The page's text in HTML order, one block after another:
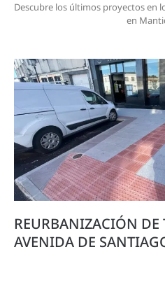
Descubre los últimos proyectos en
en
REURBANIZACIÓN DE
AVENIDA DE